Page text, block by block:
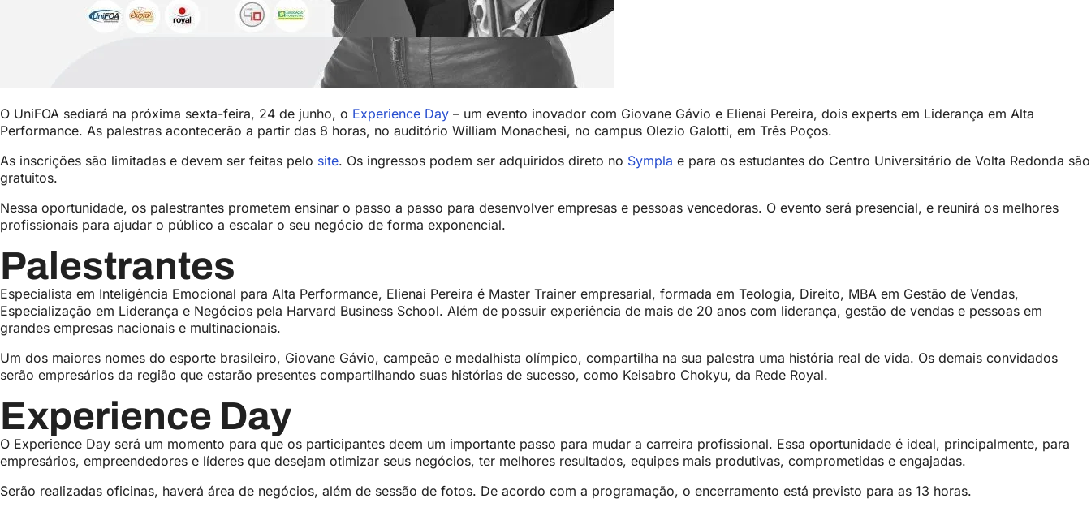
O UniFOA sediará na próxima sexta-feira, 24 de junho, o Experience Day – um evento inovador com Giovane Gávio e Elienai Pereira, dois experts em Liderança em Alta
Performance. As palestras acontecerão a partir das 8 horas, no auditório William Monachesi, no campus Olezio Galotti, em Três Poços.
As inscrições são limitadas e devem ser feitas pelo site. Os ingressos podem ser adquiridos direto no Sympla e para os estudantes do Centro Universitário de Volta Redonda são
gratuitos.
Nessa oportunidade, os palestrantes prometem ensinar o passo a passo para desenvolver empresas e pessoas vencedoras. O evento será presencial, e reunirá os melhores
profissionais para ajudar o público a escalar o seu negócio de forma exponencial.
Palestrantes
Especialista em Inteligência Emocional para Alta Performance, Elienai Pereira é Master Trainer empresarial, formada em Teologia, Direito, MBA em Gestão de Vendas,
Especialização em Liderança e Negócios pela Harvard Business School. Além de possuir experiência de mais de 20 anos com liderança, gestão de vendas e pessoas em
grandes empresas nacionais e multinacionais.
Um dos maiores nomes do esporte brasileiro, Giovane Gávio, campeão e medalhista olímpico, compartilha na sua palestra uma história real de vida. Os demais convidados
serão empresários da região que estarão presentes compartilhando suas histórias de sucesso, como Keisabro Chokyu, da Rede Royal.
Experience Day
O Experience Day será um momento para que os participantes deem um importante passo para mudar a carreira profissional. Essa oportunidade é ideal, principalmente, para
empresários, empreendedores e líderes que desejam otimizar seus negócios, ter melhores resultados, equipes mais produtivas, comprometidas e engajadas.
Serão realizadas oficinas, haverá área de negócios, além de sessão de fotos. De acordo com a programação, o encerramento está previsto para as 13 horas.